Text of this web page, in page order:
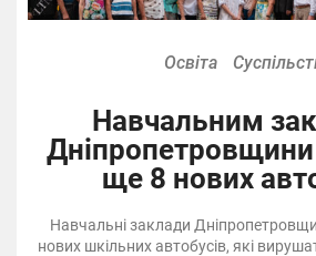
Освіта
Навчальним
ще 8 нових
Навчальні заклади
нових шкільних автобусів, які